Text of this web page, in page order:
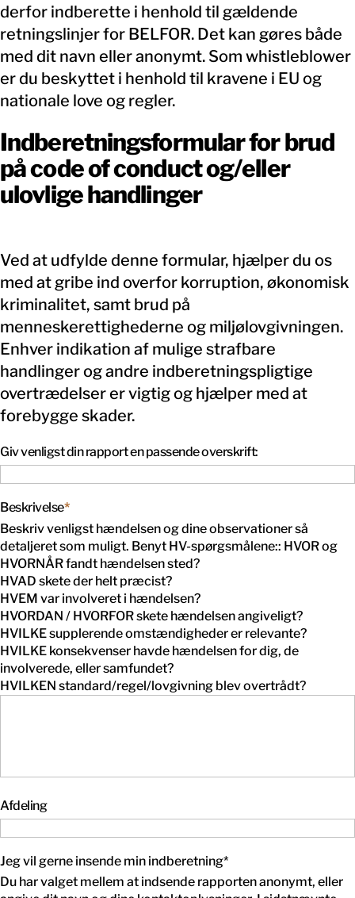
derfor indberette i henhold til gældende
retningslinjer for BELFOR. Det kan gøres både
med dit navn eller anonymt. Som whistleblower
er du beskyttet i henhold til kravene i EU og
nationale love og regler.
Indberetningsformular for brud
på code of conduct og/eller
ulovlige handlinger
Ved at udfylde denne formular, hjælper du os
med at gribe ind overfor korruption, økonomisk
kriminalitet, samt brud på
menneskerettighederne og miljølovgivningen.
Enhver indikation af mulige strafbare
handlinger og andre indberetningspligtige
overtrædelser er vigtig og hjælper med at
forebygge skader.
Giv venligst din rapport en passende overskrift:
Beskrivelse*
Beskriv venligst hændelsen og dine observationer så
detaljeret som muligt. Benyt HV-spørgsmålene:: HVOR og
HVORNÅR fandt hændelsen sted?
HVAD skete der helt præcist?
HVEM var involveret i hændelsen?
HVORDAN / HVORFOR skete hændelsen angiveligt?
HVILKE supplerende omstændigheder er relevante?
HVILKE konsekvenser havde hændelsen for dig, de
involverede, eller samfundet?
HVILKEN standard/regel/lovgivning blev overtrådt?
Afdeling
Jeg vil gerne insende min indberetning*
Du har valget mellem at indsende rapporten anonymt, eller